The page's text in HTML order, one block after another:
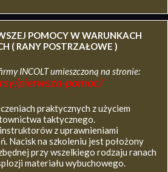
POMOCY W WARUNKACH
( RANY POSTRZAŁOWE )
INCOLT umieszczoną na stronie:
pierwsza-pomoc/
praktycznych z użyciem
taktycznego.
z uprawnieniami
Nacisk na szkoleniu jest położony
przy wszelkiego rodzaju ranach
materiału wybuchowego.